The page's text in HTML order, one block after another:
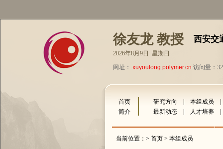
徐友龙 教授 西安交
2026年8月9日 星期日
网址： xuyoulong.polymer.cn 访问量：
首页 研究方向 本组成员
简介
最新动态 人才培养
当前位置：> 首页 > 本组成员